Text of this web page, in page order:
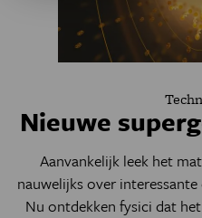
Nieuwe
Aanvankelijk leek het
nauwelijks over
Nu ontdekken fysici dat